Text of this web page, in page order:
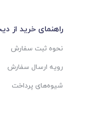
راهنمای خرید از
نحوه ثبت سفارش
رویه ارسال سفارش
شیوه‌های پرداخت